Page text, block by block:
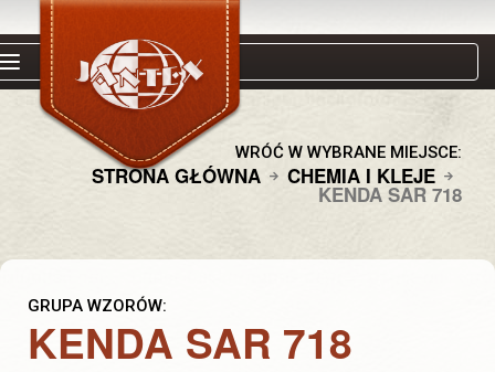
Skip to content
WRÓĆ W WYBRANE MIEJSCE:
STRONA GŁÓWNA CHEMIA I KLEJE
KENDA SAR 718
GRUPA WZORÓW:
KENDA SAR 718